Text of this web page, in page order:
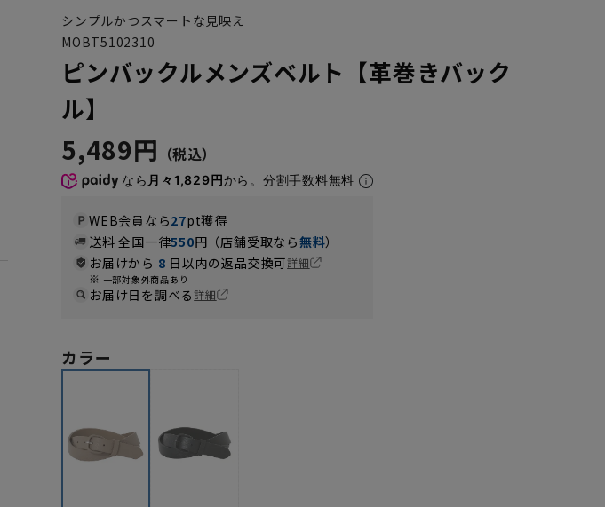
シンプルかつスマートな見映え
MOBT5102310
ピンバックルメンズベルト【革巻きバック
ル】
5,489円
なら 月々1,829円から。分割手数料無料
WEB会員なら27pt獲得
送料 全国一律550円（店舗受取なら無料）
お届けから 8 日以内の返品交換可詳細
一部対象外商品あり
お届け日を調べる詳細
カラー